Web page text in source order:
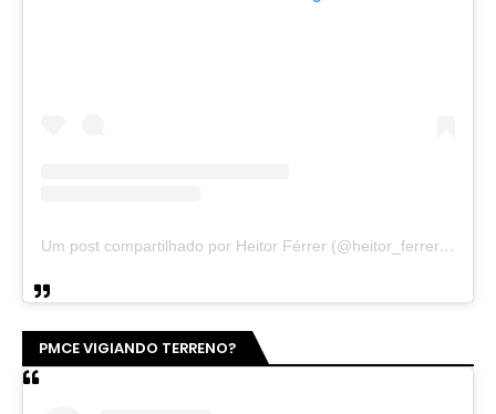
Um post compartilhado por Heitor Férrer (@heitor_ferrer77)
PMCE VIGIANDO TERRENO?